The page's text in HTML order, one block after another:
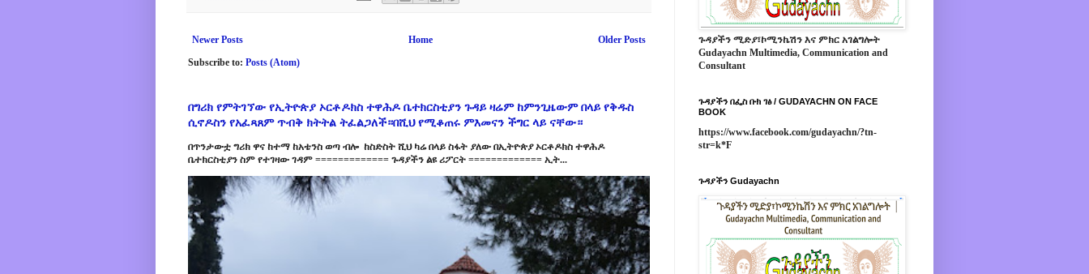
Newer Posts Older Posts
Home
Subscribe to: Posts (Atom)
በግሪክ የምትገኘው የኢትዮጵያ ኦርቶዶክስ ተዋሕዶ ቤተክርስቲያን ጉዳይ ዛሬም ከምንጊዜውም በላይ የቅዱስ
ሲኖዶስን የአፈጻጸም ጥብቅ ክትትል ትፈልጋለች።በሺህ የሚቆጠሩ ምእመናን ችግር ላይ ናቸው።
በጥንታውቷ ግሪክ ዋና ከተማ ከአቴንስ ወጣ ብሎ ከስድስት ሺህ ካሬ በላይ ስፋት ያለው በኢትዮጵያ ኦርቶዶክስ ተዋሕዶ
ቤተክርስቲያን ስም የተገዛው ገዳም ============= ጉዳያችን ልዩ ሪፖርት ============= ኢት...
ጉዳያችን ሚድያ፣ኮሚንኬሽን እና ምክር አገልግሎት
Gudayachn Multimedia, Communication and
Consultant
ጉዳያችን በፌስ ቡክ ገፅ / GUDAYACHN ON FACE
BOOK
https://www.facebook.com/gudayachn/?tn-
str=k*F
ጉዳያችን Gudayachn